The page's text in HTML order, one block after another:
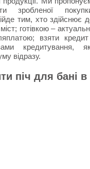
зробленої
тим, хто здійснює
готівкою –
взяти
кредитування,
відразу.
піч для бані в